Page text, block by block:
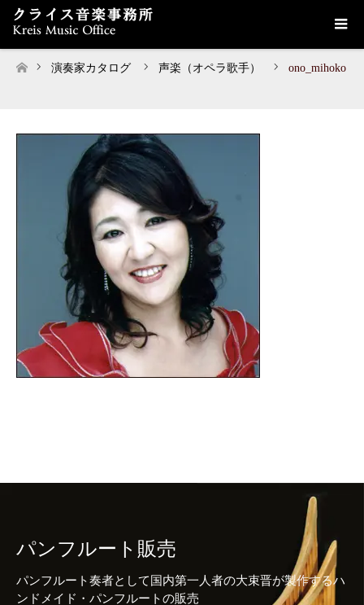
ホーム
演奏家カタログ 声楽（オペラ歌手） ono_mihoko
パンフルート販売
パンフルート奏者として国内第一人者の大束晋が製作するハ
ンドメイド・パンフルートの販売